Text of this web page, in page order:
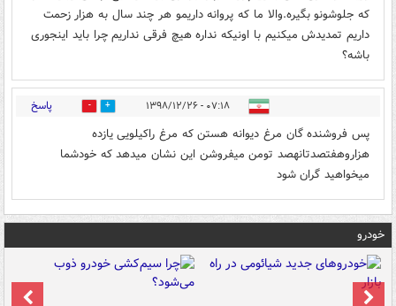
که جلوشونو بگیره.والا ما که پروانه داریمو هر چند سال به هزار زحمت
داریم تمدیدش میکنیم با اونیکه نداره هیچ فرقی نداریم چرا باید اینجوری
باشه؟
۰۷:۱۸ - ۱۳۹۸/۱۲/۲۶ 1 پاسخ
پس فروشنده گان مرغ دیوانه هستن که مرغ راکیلویی یازده
هزاروهفتصدتانهصد تومن میفروشن این نشان میدهد که خودشما
میخواهید گران شود
خودرو